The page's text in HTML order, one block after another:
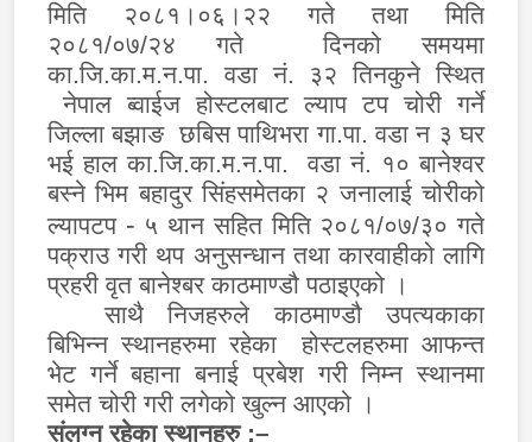
मिति २०८१।०६।२२ गते तथा मिति
२०८१/०७/२४ गते दिनको समयमा
का.जि.का.म.न.पा. वडानं. ३२ तिनकुने स्थित
नेपाल ब्वाईज होस्टलबाट ल्याप टप चोरी गर्ने
जिल्ला बझाङ छबिस पाथिभरा गा.पा. वडा न ३ घर
भई हाल का.जि.का.म.न.पा. वडा नं. १० बानेश्वर
बस्ने भिम बहादुर सिंहसमेतका २ जनालाई चोरीको
ल्यापटप - ५ थान सहित मिति २०८१/०७/३०गते
पक्राउ गरी थप अनुसन्धान तथा कारवाहीको लागि
प्रहरी वृत बानेश्बर काठमाण्डौ पठाइएको ।
साथै निजहरुले काठमाण्डौ उपत्यकाका
बिभिन्न स्थानहरुमा रहेका होस्टलहरुमा आफन्त
भेट गर्ने बहाना बनाई प्रबेश गरी निम्न स्थानमा
समेत चोरी गरी लगेको खुल्न आएको ।
संलग्न रहेका स्थानहरु ;–